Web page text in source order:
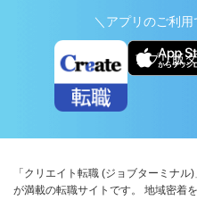
＼アプリのご利
アプリ版
「クリエイト転職 (ジョブターミナ
が満載の転職サイトです。 地域密着